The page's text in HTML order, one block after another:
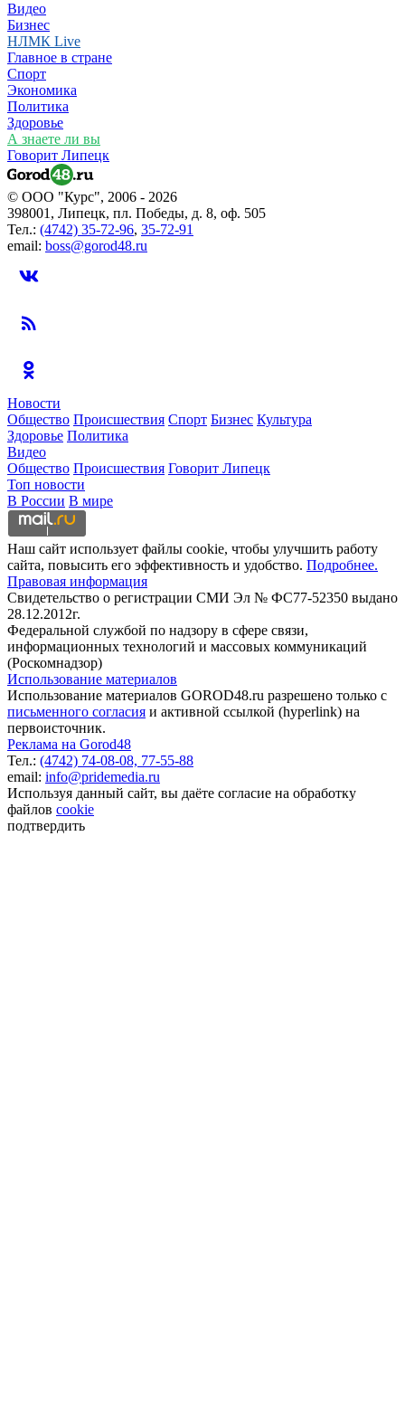
Видео
Бизнес
НЛМК Live
Главное в стране
Спорт
Экономика
Политика
Здоровье
А знаете ли вы
Говорит Липецк
© ООО "Курс", 2006 - 2026
398001, Липецк, пл. Победы, д. 8, оф. 505
Тел.: (4742) 35-72-96, 35-72-91
email: boss@gorod48.ru
Новости
Общество Происшествия Спорт Бизнес Культура
Здоровье Политика
Видео
Общество Происшествия Говорит Липецк
Топ новости
В России В мире
Наш сайт использует файлы cookie, чтобы улучшить работу
сайта, повысить его эффективность и удобство. Подробнее.
Правовая информация
Свидетельство о регистрации СМИ Эл № ФС77-52350 выдано
28.12.2012г.
Федеральной службой по надзору в сфере связи,
информационных технологий и массовых коммуникаций
(Роскомнадзор)
Использование материалов
Использование материалов GOROD48.ru разрешено только с
письменного согласия и активной ссылкой (hyperlink) на
первоисточник.
Реклама на Gorod48
Тел.: (4742) 74-08-08, 77-55-88
email: info@pridemedia.ru
Используя данный сайт, вы даёте согласие на обработку
файлов cookie
подтвердить